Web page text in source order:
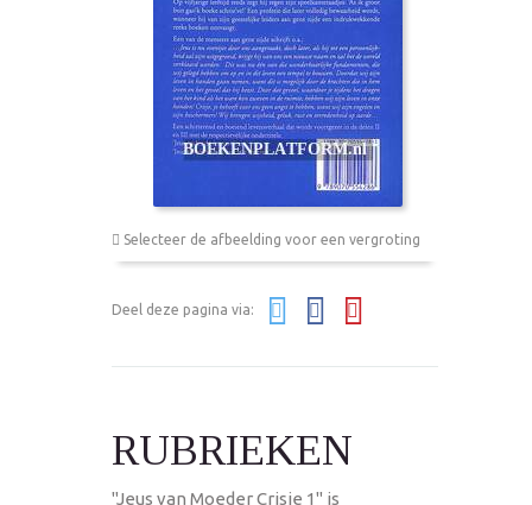
Selecteer de afbeelding voor een vergroting
Deel deze pagina via:
RUBRIEKEN
"Jeus van Moeder Crisje 1" is